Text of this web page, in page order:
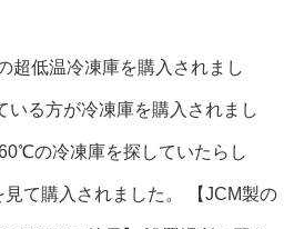
超低温冷凍庫を購入されまし
いる方が冷凍庫を購入されまし
の冷凍庫を探していたらし
て購入されました。 【JCM製の